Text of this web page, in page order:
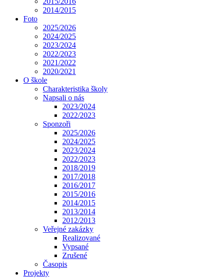
2014/2015
Foto
2025/2026
2024/2025
2023/2024
2022/2023
2021/2022
2020/2021
O škole
Charakteristika školy
Napsali o nás
2023/2024
2022/2023
Sponzoři
2025/2026
2024/2025
2023/2024
2022/2023
2018/2019
2017/2018
2016/2017
2015/2016
2014/2015
2013/2014
2012/2013
Veřejné zakázky
Realizované
Vypsané
Zrušené
Časopis
Projekty